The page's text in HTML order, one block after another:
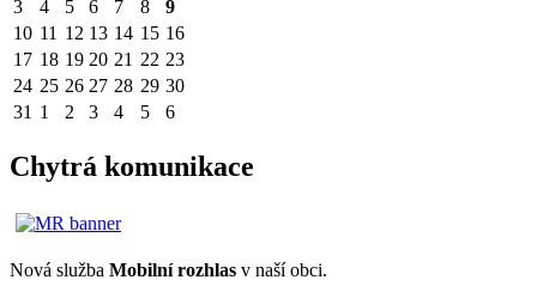
3 4 5 6 7 8
9
10 11 12 13 14 15 16
17 18 19 20 21 22 23
24 25 26 27 28 29 30
31 1 2 3 4 5 6
Chytrá komunikace
Nová služba Mobilní rozhlas v naší obci.